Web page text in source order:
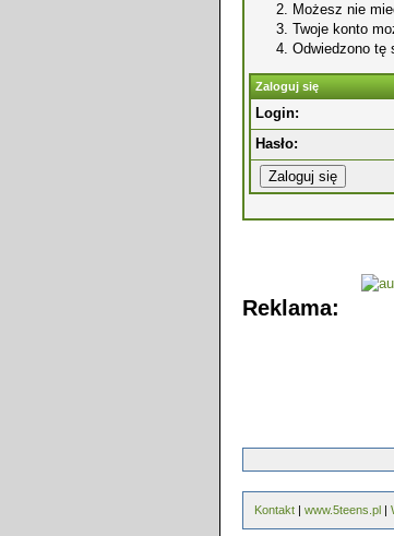
Możesz nie
Twoje konto
Odwiedzono tę
Zaloguj się
Login:
Hasło:
Reklama:
Kontakt | www.5teens.pl |